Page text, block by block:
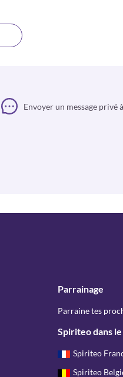
Envoyer un message privé
Parrainage
Parraine tes
Spiriteo dans
Spiriteo
Spiriteo